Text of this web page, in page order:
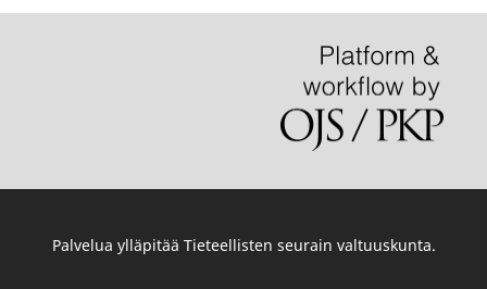
Palvelua ylläpitää Tieteellisten seurain valtuuskunta.